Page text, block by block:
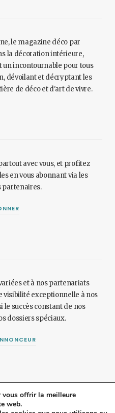
le magazine déco par
la décoration intérieure,
un incontournable pour tous
dévoilant et décryptant les
de déco et d'art de vivre.
avec vous, et profitez
en vous abonnant via les
et à nos partenariats
visibilité exceptionnelle à nos
le succès constant de nos
dossiers spéciaux.
vous offrir la meilleure
web.